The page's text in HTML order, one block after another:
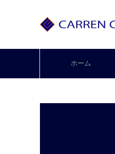
ホーム